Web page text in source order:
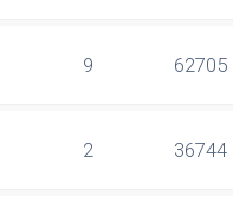
9 62705
2 36744